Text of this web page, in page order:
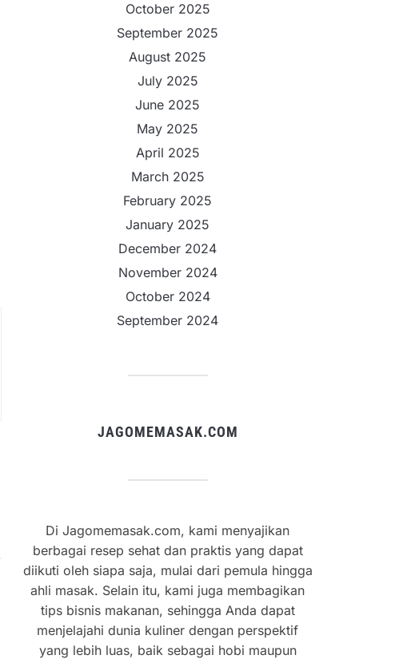
October 2025
September 2025
August 2025
July 2025
June 2025
May 2025
April 2025
March 2025
February 2025
January 2025
December 2024
November 2024
October 2024
September 2024
JAGOMEMASAK.COM
Di Jagomemasak.com, kami menyajikan
berbagai resep sehat dan praktis yang dapat
diikuti oleh siapa saja, mulai dari pemula hingga
ahli masak. Selain itu, kami juga membagikan
tips bisnis makanan, sehingga Anda dapat
menjelajahi dunia kuliner dengan perspektif
yang lebih luas, baik sebagai hobi maupun